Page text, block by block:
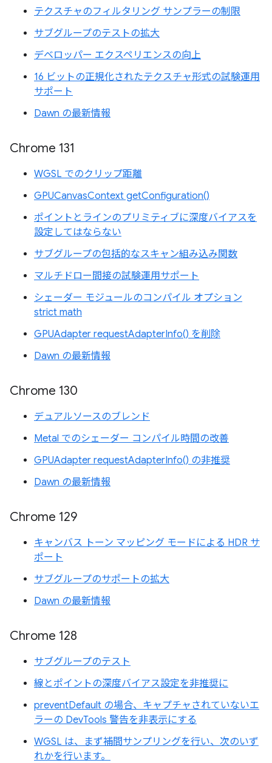
テクスチャのフィルタリング サンプラーの制限
サブグループのテストの拡大
デベロッパー エクスペリエンスの向上
16 ビットの正規化されたテクスチャ形式の試験運用
サポート
Dawn の最新情報
Chrome 131
WGSL でのクリップ距離
GPUCanvasContext getConfiguration()
ポイントとラインのプリミティブに深度バイアスを
設定してはならない
サブグループの包括的なスキャン組み込み関数
マルチドロー間接の試験運用サポート
シェーダー モジュールのコンパイル オプション
strict math
GPUAdapter requestAdapterInfo() を削除
Dawn の最新情報
Chrome 130
デュアルソースのブレンド
Metal でのシェーダー コンパイル時間の改善
GPUAdapter requestAdapterInfo() の非推奨
Dawn の最新情報
Chrome 129
キャンバス トーン マッピング モードによる HDR サ
ポート
サブグループのサポートの拡大
Dawn の最新情報
Chrome 128
サブグループのテスト
線とポイントの深度バイアス設定を非推奨に
preventDefault の場合、キャプチャされていないエ
ラーの DevTools 警告を非表示にする
WGSL は、まず補間サンプリングを行い、次のいず
れかを行います。